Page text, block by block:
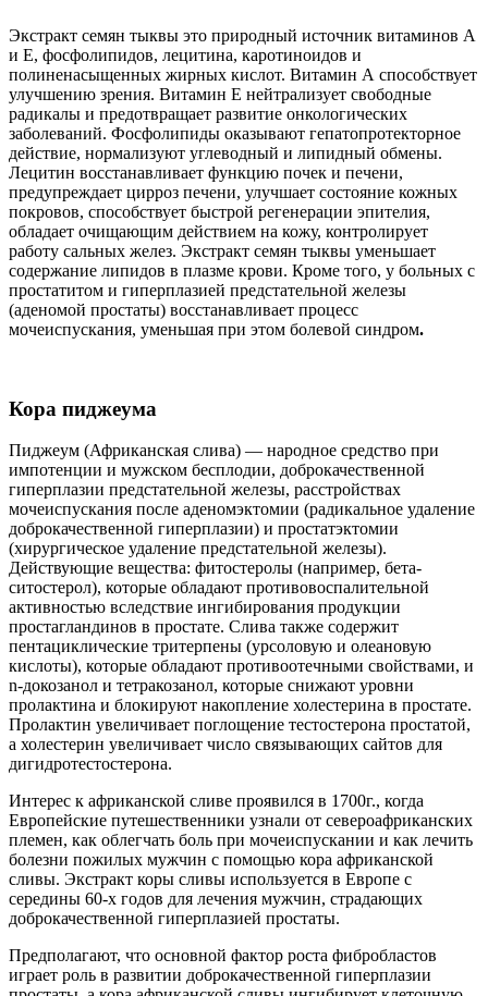
Экстракт семян тыквы это природный источник витаминов А
и Е, фосфолипидов, лецитина, каротиноидов и
полиненасыщенных жирных кислот. Витамин А способствует
улучшению зрения. Витамин Е нейтрализует свободные
радикалы и предотвращает развитие онкологических
заболеваний. Фосфолипиды оказывают гепатопротекторное
действие, нормализуют углеводный и липидный обмены.
Лецитин восстанавливает функцию почек и печени,
предупреждает цирроз печени, улучшает состояние кожных
покровов, способствует быстрой регенерации эпителия,
обладает очищающим действием на кожу, контролирует
работу сальных желез. Экстракт семян тыквы уменьшает
содержание липидов в плазме крови. Кроме того, у больных с
простатитом и гиперплазией предстательной железы
(аденомой простаты) восстанавливает процесс
мочеиспускания, уменьшая при этом болевой синдром.
Кора пиджеума
Пиджеум (Африканская слива) — народное средство при
импотенции и мужском бесплодии, доброкачественной
гиперплазии предстательной железы, расстройствах
мочеиспускания после аденомэктомии (радикальное удаление
доброкачественной гиперплазии) и простатэктомии
(хирургическое удаление предстательной железы).
Действующие вещества: фитостеролы (например, бета-
ситостерол), которые обладают противовоспалительной
активностью вследствие ингибирования продукции
простагландинов в простате. Слива также содержит
пентациклические тритерпены (урсоловую и олеановую
кислоты), которые обладают противоотечными свойствами, и
n-докозанол и тетракозанол, которые снижают уровни
пролактина и блокируют накопление холестерина в простате.
Пролактин увеличивает поглощение тестостерона простатой,
а холестерин увеличивает число связывающих сайтов для
дигидротестостерона.
Интерес к африканской сливе проявился в 1700г., когда
Европейские путешественники узнали от североафриканских
племен, как облегчать боль при мочеиспускании и как лечить
болезни пожилых мужчин с помощью кора африканской
сливы. Экстракт коры сливы используется в Европе с
середины 60-х годов для лечения мужчин, страдающих
доброкачественной гиперплазией простаты.
Предполагают, что основной фактор роста фибробластов
играет роль в развитии доброкачественной гиперплазии